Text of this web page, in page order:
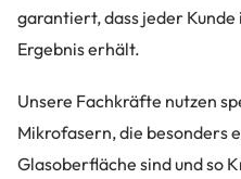
garantiert, dass jeder
Ergebnis erhält.
Unsere Fachkräfte nutzen
Mikrofasern, die besonders
Glasoberfläche sind und so